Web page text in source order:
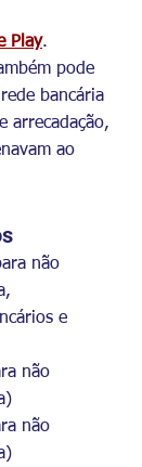
Play.
pode
bancária
arrecadação,
ao
não
e
não
não